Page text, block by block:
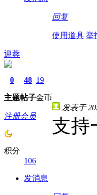
回复
使用道具 举
迎蓉
0
主题
48
帖子
19
金币
注册会员
积分
106
发消息
发表于
支持